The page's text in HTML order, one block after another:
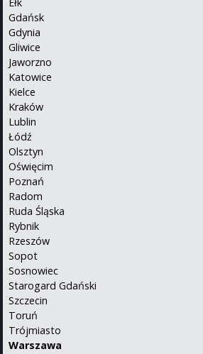
Gdańsk
Gdynia
Gliwice
Jaworzno
Katowice
Kielce
Kraków
Lublin
Łódź
Olsztyn
Oświęcim
Poznań
Radom
Ruda Śląska
Rybnik
Rzeszów
Sopot
Sosnowiec
Starogard Gdański
Szczecin
Toruń
Trójmiasto
Warszawa